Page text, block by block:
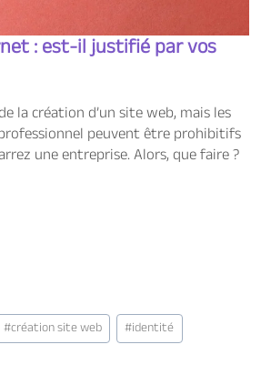
: est-il justifié par vos
la création d’un site web, mais les
peuvent être prohibitifs
une entreprise. Alors, que faire ?
#création site web #identité